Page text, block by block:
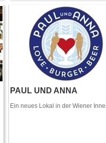
PAUL UND ANNA
Ein neues Lokal in der Wiener